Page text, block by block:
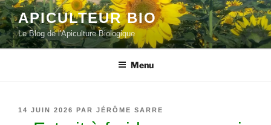
Aller
au
contenu
principal
APICULTEUR BIO
Le Blog de l'Apiculture Biologique
Menu
PUBLIÉ
14 JUIN 2026 PAR JÉRÔME SARRE